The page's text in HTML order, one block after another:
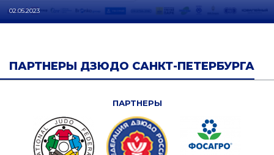
02.05.2023
ПАРТНЕРЫ ДЗЮДО САНКТ-ПЕТЕРБУРГА
ПАРТНЕРЫ